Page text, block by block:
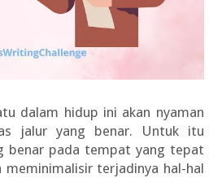
dalam hidup ini akan nyaman
jalur yang benar. Untuk itu
benar pada tempat yang tepat
meminimalisir terjadinya hal-hal